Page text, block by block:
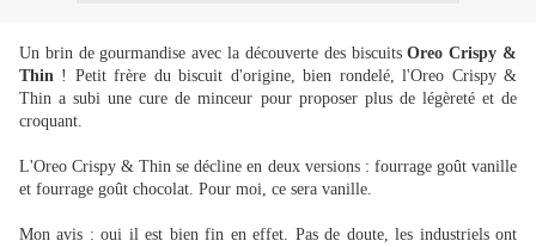
Un brin de gourmandise avec la découverte des biscuitsOreo Crispy &
Thin ! Petit frère du biscuit d'origine, bien rondelé, l'Oreo Crispy &
Thin a subi une cure de minceur pour proposer plus de légèreté et de
croquant.
L'Oreo Crispy & Thin se décline en deux versions : fourrage goût vanille
et fourrage goût chocolat. Pour moi, ce sera vanille.
Mon avis : oui il est bien fin en effet. Pas de doute, les industriels ont